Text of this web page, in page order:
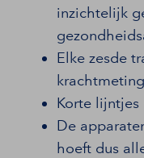
inzichtelijk
Elke zesde
Korte lijntjes
De
hoeft dus